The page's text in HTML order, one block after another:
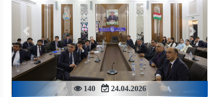
140 24.04.2026
Previous Next